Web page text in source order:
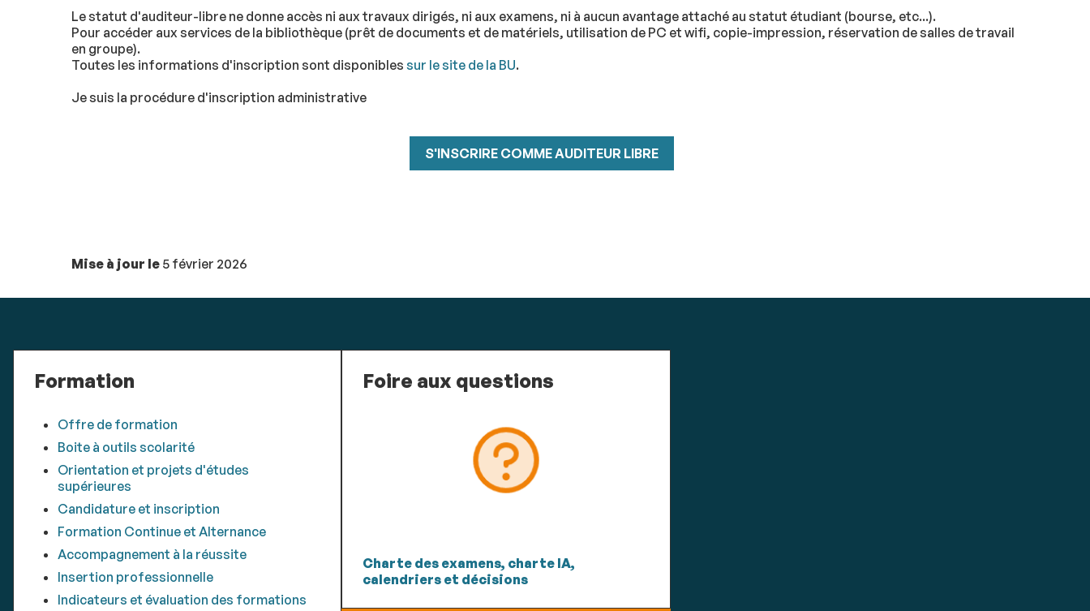
Le statut d'auditeur-libre ne donne accès ni aux travaux dirigés, ni aux examens, ni à aucun avantage attaché au statut étudiant (bourse, etc...).
Pour accéder aux services de la bibliothèque (prêt de documents et de matériels, utilisation de PC et wifi, copie-impression, réservation de salles de travail
en groupe).
Toutes les informations d'inscription sont disponibles sur le site de la BU.
Je suis la procédure d'inscription administrative
S'INSCRIRE COMME AUDITEUR LIBRE
Mise à jour le 5 février 2026
Formation
Offre de formation
Boite à outils scolarité
Orientation et projets d'études
supérieures
Candidature et inscription
Formation Continue et Alternance
Accompagnement à la réussite
Insertion professionnelle
Indicateurs et évaluation des formations
Foire aux questions
Charte des examens, charte IA,
calendriers et décisions